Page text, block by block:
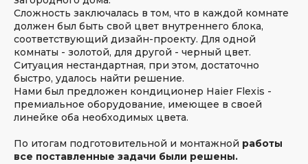
Сложность заключалась в том, что в каждой комнате
должен был быть свой цвет внутреннего блока,
соответствующий дизайн-проекту. Для одной
комнаты - золотой, для другой - черный цвет.
Ситуация нестандартная, при этом, достаточно
быстро, удалось найти решение.
Нами был предложен кондиционер Haier Flexis -
премиальное оборудование, имеющее в своей
линейке оба необходимых цвета.
По итогам подготовительной и монтажной работы
все поставленные задачи были решены.